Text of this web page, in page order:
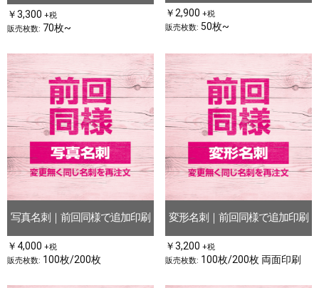
￥3,300 +税
販売枚数: 70枚~
￥2,900 +税
販売枚数: 50枚~
写真名刺｜前回同様で追加印刷
￥4,000 +税
販売枚数: 100枚/200枚
変形名刺｜前回同様で追加印刷
￥3,200 +税
販売枚数: 100枚/200枚 両面印刷